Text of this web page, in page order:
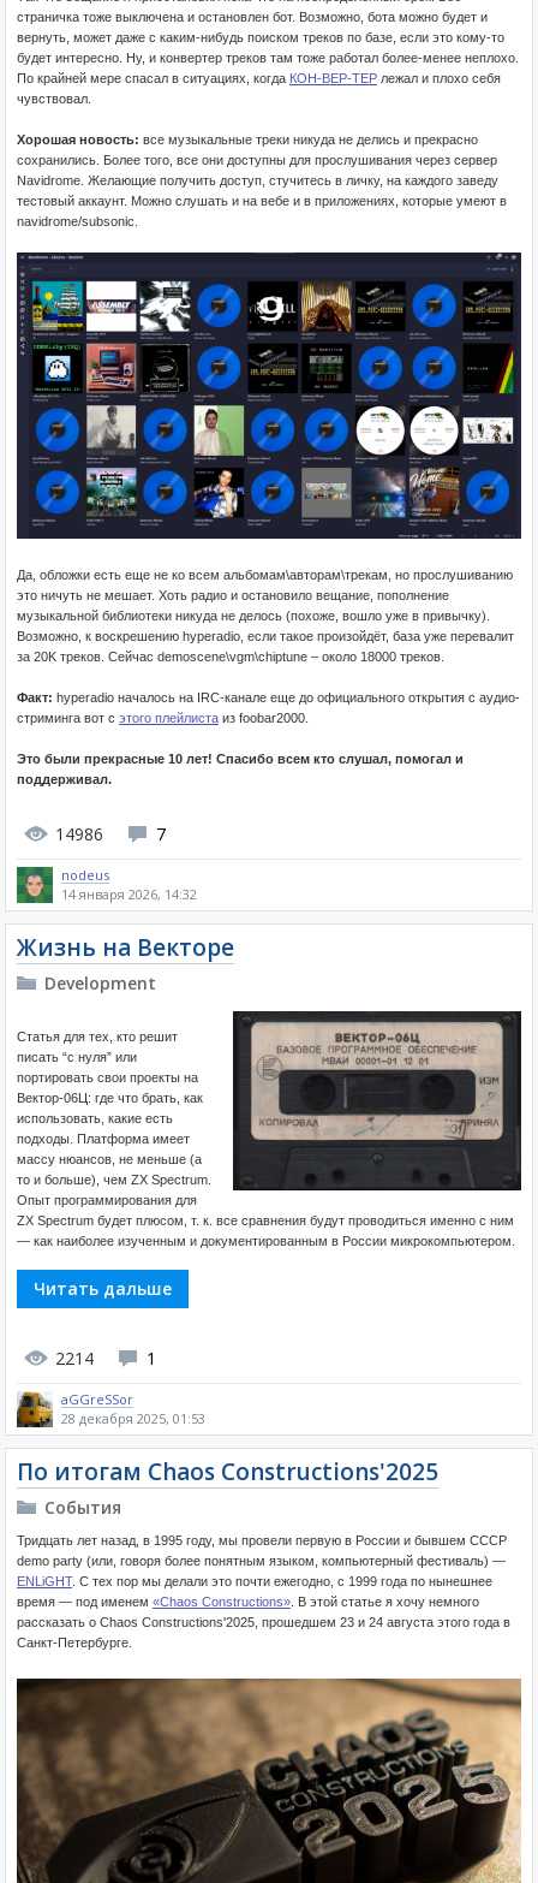
страничка тоже выключена и остановлен бот. Возможно, бота можно будет и
вернуть, может даже с каким-нибудь поиском треков по базе, если это кому-то
будет интересно. Ну, и конвертер треков там тоже работал более-менее неплохо.
По крайней мере спасал в ситуациях, когда КОН-ВЕР-ТЕР лежал и плохо себя
чувствовал.
Хорошая новость: все музыкальные треки никуда не делись и прекрасно
сохранились. Более того, все они доступны для прослушивания через сервер
Navidrome. Желающие получить доступ, стучитесь в личку, на каждого заведу
тестовый аккаунт. Можно слушать и на вебе и в приложениях, которые умеют в
navidrome/subsonic.
Да, обложки есть еще не ко всем альбомам\авторам\трекам, но прослушиванию
это ничуть не мешает. Хоть радио и остановило вещание, пополнение
музыкальной библиотеки никуда не делось (похоже, вошло уже в привычку).
Возможно, к воскрешению hyperadio, если такое произойдёт, база уже перевалит
за 20K треков. Сейчас demoscene\vgm\chiptune – около 18000 треков.
Факт: hyperadio началось на IRC-канале еще до официального открытия с аудио-
стриминга вот c этого плейлиста из foobar2000.
Это были прекрасные 10 лет! Спасибо всем кто слушал, помогал и
поддерживал.
14986 7
nodeus
14 января 2026, 14:32
Жизнь на Векторе
Development
Статья для тех, кто решит
писать “с нуля” или
портировать свои проекты на
Вектор-06Ц: где что брать, как
использовать, какие есть
подходы. Платформа имеет
массу нюансов, не меньше (а
то и больше), чем ZX Spectrum.
Опыт программирования для
ZX Spectrum будет плюсом, т. к. все сравнения будут проводиться именно с ним
— как наиболее изученным и документированным в России микрокомпьютером.
Читать дальше
2214 1
aGGreSSor
28 декабря 2025, 01:53
По итогам Chaos Constructions'2025
События
Тридцать лет назад, в 1995 году, мы провели первую в России и бывшем СССР
demo party (или, говоря более понятным языком, компьютерный фестиваль) —
ENLiGHT. С тех пор мы делали это почти ежегодно, с 1999 года по нынешнее
время — под именем «Chaos Constructions» . В этой статье я хочу немного
рассказать о Chaos Constructions'2025, прошедшем 23 и 24 августа этого года в
Санкт-Петербурге.